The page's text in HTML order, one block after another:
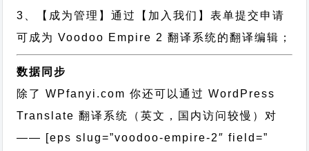
3、【成为管理】通过【加入我们】表单提交申请
可成为 Voodoo Empire 2 翻译系统的翻译编辑；
数据同步
除了 WPfanyi.com 你还可以通过WordPress
Translate 翻译系统（英文，国内访问较慢）对
—— [eps slug=”voodoo-empire-2″ field=”